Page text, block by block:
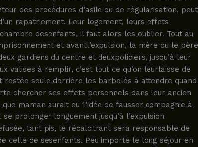
des procédures d’asile ou de régularisation, peut
rapatriement. Leur logement, leurs effets
desenfants, il faut alors les oublier. Tout au
et avantl’expulsion, la mère ou le père
gardiens du centre et deuxpoliciers, jusqu’à leur
valises à remplir, c’est tout ce qu’on leurlaisse de
restée seule derrière les barbelés à attendre quand
chercher ses effets personnels dans leur ancien
maman aurait eu 1’idée de fausser compagnie à
prolonger longuement jusqu’à l’expulsion
tant pis, le récalcitrant sera responsable de
celle de sesenfants. Peu importe le long séjour en